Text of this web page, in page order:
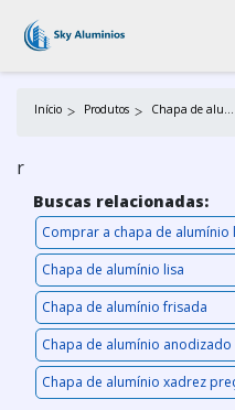
Início Produtos Chapa de alumínio
r
Buscas relacionadas:
Comprar a chapa de alumínio
Chapa de alumínio lisa
Chapa de alumínio frisada
Chapa de alumínio anodizado
Chapa de alumínio xadrez